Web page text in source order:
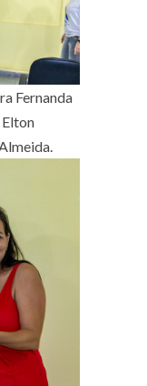
Fernanda
Elton